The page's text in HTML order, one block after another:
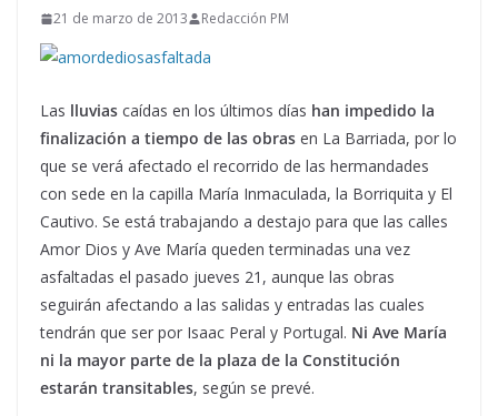
21 de marzo de 2013 Redacción PM
Las lluvias caídas en los últimos días han impedido la
finalización a tiempo de las obras en La Barriada, por lo
que se verá afectado el recorrido de las hermandades
con sede en la capilla María Inmaculada, la Borriquita y El
Cautivo. Se está trabajando a destajo para que las calles
Amor Dios y Ave María queden terminadas una vez
asfaltadas el pasado jueves 21, aunque las obras
seguirán afectando a las salidas y entradas las cuales
tendrán que ser por Isaac Peral y Portugal. Ni Ave María
ni la mayor parte de la plaza de la Constitución
estarán transitables, según se prevé.